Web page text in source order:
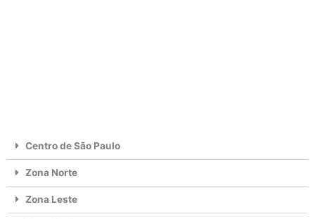
Centro de São Paulo
Zona Norte
Zona Leste